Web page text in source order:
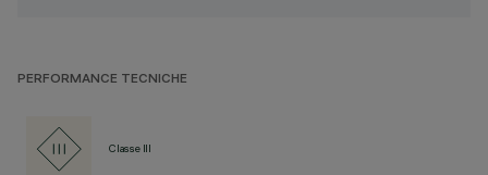
PERFORMANCE TECNICHE
Classe III